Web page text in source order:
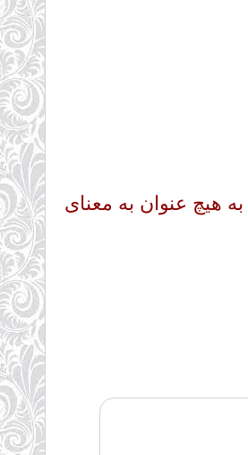
هیچ عنوان به معنای